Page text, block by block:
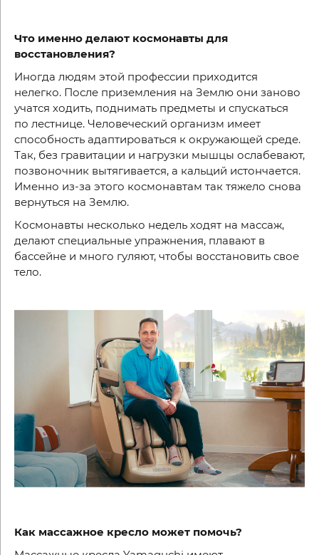
Что именно делают космонавты для
восстановления?
Иногда людям этой профессии приходится
нелегко. После приземления на Землю они заново
учатся ходить, поднимать предметы и спускаться
по лестнице. Человеческий организм имеет
способность адаптироваться к окружающей среде.
Так, без гравитации и нагрузки мышцы ослабевают,
позвоночник вытягивается, а кальций истончается.
Именно из-за этого космонавтам так тяжело снова
вернуться на Землю.
Космонавты несколько недель ходят на массаж,
делают специальные упражнения, плавают в
бассейне и много гуляют, чтобы восстановить свое
тело.
Как массажное кресло может помочь?